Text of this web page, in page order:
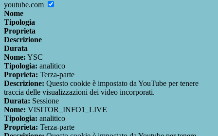
youtube.com
Nome
Tipologia
Proprieta
Descrizione
Durata
Nome: YSC
Tipologia: analitico
Proprieta: Terza-parte
Descrizione: Questo cookie è impostato da YouTube per tenere
traccia delle visualizzazioni dei video incorporati.
Durata: Sessione
Nome: VISITOR_INFO1_LIVE
Tipologia: analitico
Proprieta: Terza-parte